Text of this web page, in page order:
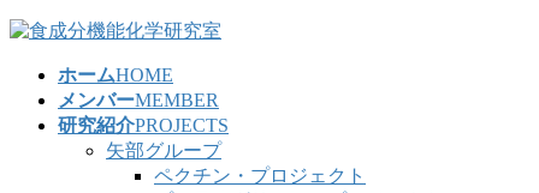
コ
ナ
ホームHOME
メンバーMEMBER
研究紹介PROJECTS
矢部グループ
ペクチン・プロジェクト